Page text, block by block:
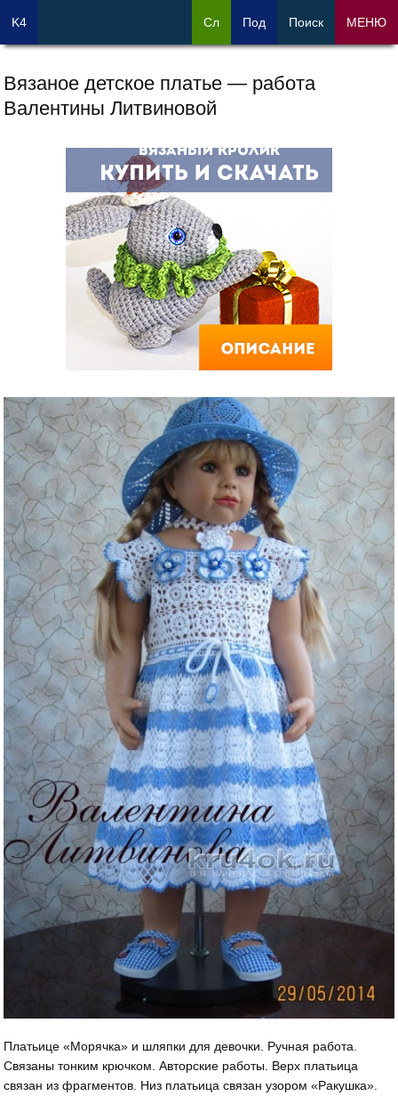
Вязаное детское платье — работа
Валентины Литвиновой
Платьице «Морячка» и шляпки для девочки. Ручная работа.
Связаны тонким крючком. Авторские работы. Верх платьица
связан из фрагментов. Низ платьица связан узором «Ракушка».
K4 Сл Под Поиск МЕНЮ